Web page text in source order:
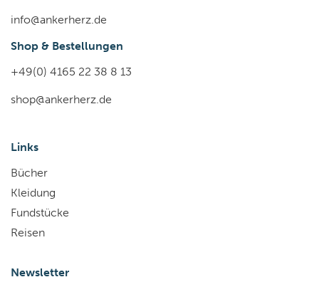
info@ankerherz.de
Shop & Bestellungen
+49(0) 4165 22 38 8 13
shop@ankerherz.de
Links
Bücher
Kleidung
Fundstücke
Reisen
Newsletter